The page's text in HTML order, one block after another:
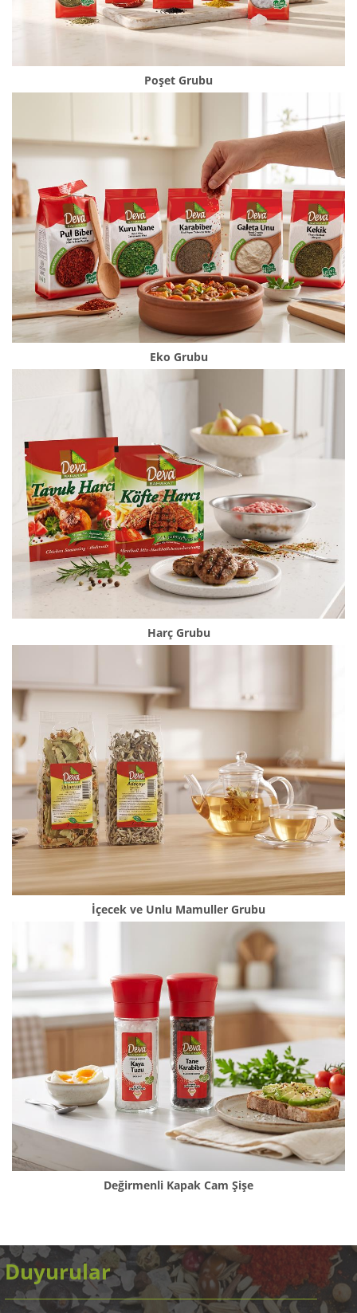
Poşet Grubu
Eko Grubu
Harç Grubu
İçecek ve Unlu Mamuller Grubu
Değirmenli Kapak Cam Şişe
Duyurular